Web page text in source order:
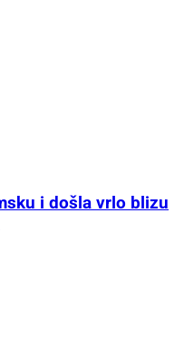
i došla vrlo blizu